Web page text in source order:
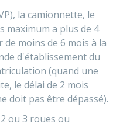
la camionnette, le
maximum a plus de 4
moins de 6 mois à la
d'établissement du
(quand une
le délai de 2 mois
doit pas être dépassé).
ou 3 roues ou